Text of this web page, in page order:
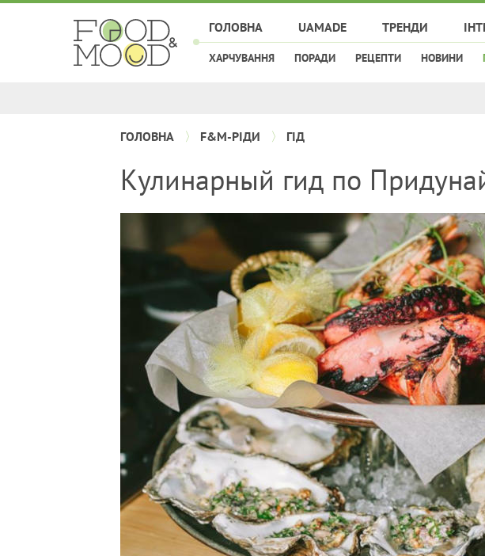
ГОЛОВНА UAMADE ТРЕНДИ
ХАРЧУВАННЯ ПОРАДИ РЕЦЕПТИ НОВИНИ
ГОЛОВНА F&M-РІДИ ГІД
Кулинарный гид по